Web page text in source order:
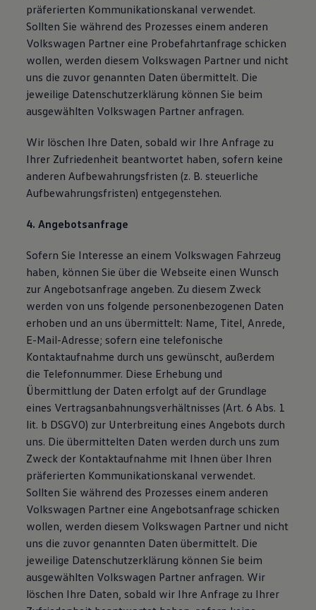
präferierten Kommunikationskanal verwendet.
Sollten Sie während des Prozesses einem anderen
Volkswagen Partner eine Probefahrtanfrage schicken
wollen, werden diesem Volkswagen Partner und nicht
uns die zuvor genannten Daten übermittelt. Die
jeweilige Datenschutzerklärung können Sie beim
ausgewählten Volkswagen Partner anfragen.
Wir löschen Ihre Daten, sobald wir Ihre Anfrage zu
Ihrer Zufriedenheit beantwortet haben, sofern keine
anderen Aufbewahrungsfristen (z. B. steuerliche
Aufbewahrungsfristen) entgegenstehen.
4. Angebotsanfrage
Sofern Sie Interesse an einem Volkswagen Fahrzeug
haben, können Sie über die Webseite einen Wunsch
zur Angebotsanfrage angeben. Zu diesem Zweck
werden von uns folgende personenbezogenen Daten
erhoben und an uns übermittelt: Name, Titel, Anrede,
E-Mail-Adresse; sofern eine telefonische
Kontaktaufnahme durch uns gewünscht, außerdem
die Telefonnummer. Diese Erhebung und
Übermittlung der Daten erfolgt auf der Grundlage
eines Vertragsanbahnungsverhältnisses (Art. 6 Abs. 1
lit. b DSGVO) zur Unterbreitung eines Angebots durch
uns. Die übermittelten Daten werden durch uns zum
Zweck der Kontaktaufnahme mit Ihnen über Ihren
präferierten Kommunikationskanal verwendet.
Sollten Sie während des Prozesses einem anderen
Volkswagen Partner eine Angebotsanfrage schicken
wollen, werden diesem Volkswagen Partner und nicht
uns die zuvor genannten Daten übermittelt. Die
jeweilige Datenschutzerklärung können Sie beim
ausgewählten Volkswagen Partner anfragen. Wir
löschen Ihre Daten, sobald wir Ihre Anfrage zu Ihrer